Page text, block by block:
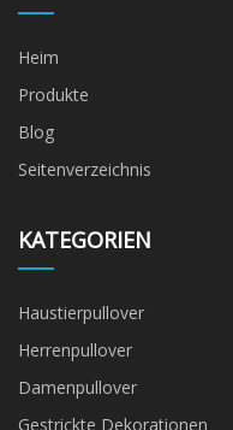
Heim
Produkte
Blog
Seitenverzeichnis
KATEGORIEN
Haustierpullover
Herrenpullover
Damenpullover
Gestrickte Dekorationen